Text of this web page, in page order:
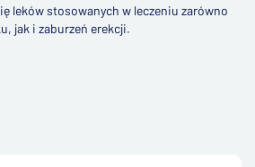
leków stosowanych w leczeniu zarówno
jak i zaburzeń erekcji.